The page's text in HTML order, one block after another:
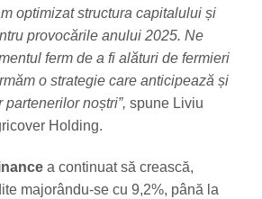
optimizat structura capitalului și
provocările anului 2025. Ne
ferm de a fi alături de fermieri
o strategie care anticipează și
noștri”, spune Liviu
Holding.
a continuat să crească,
majorându-se cu 9,2%, până la